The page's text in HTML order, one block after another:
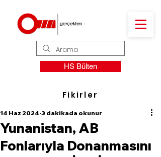
HS Bülten
Fikirler
Yunanistan, AB
Fonlarıyla Donanmasını
14 Haz 2024 3 dakikada okunur